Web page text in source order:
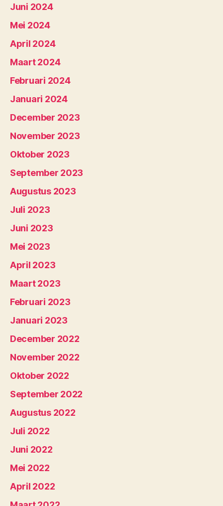
Juni 2024
Mei 2024
April 2024
Maart 2024
Februari 2024
Januari 2024
December 2023
November 2023
Oktober 2023
September 2023
Augustus 2023
Juli 2023
Juni 2023
Mei 2023
April 2023
Maart 2023
Februari 2023
Januari 2023
December 2022
November 2022
Oktober 2022
September 2022
Augustus 2022
Juli 2022
Juni 2022
Mei 2022
April 2022